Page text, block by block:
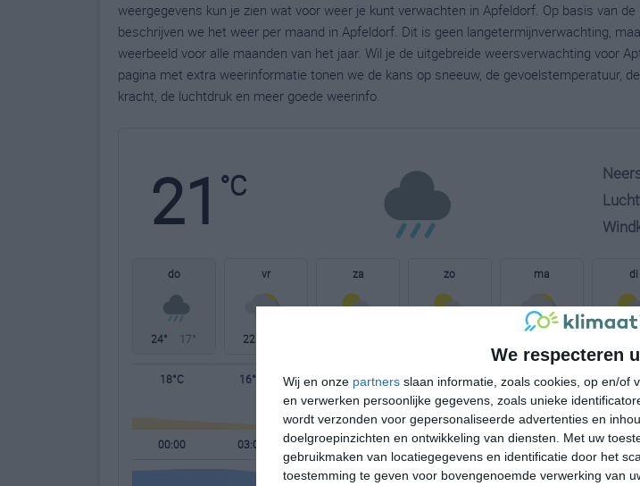
We respecteren
Wij en onze partners slaan informatie, zoals cookies, op en/of
en verwerken persoonlijke gegevens, zoals unieke
wordt verzonden voor gepersonaliseerde advertenties en
doelgroepinzichten en ontwikkeling van diensten.
Met uw
gebruikmaken van locatiegegevens en identificatie door het
toestemming te geven voor bovengenoemde verwerking van
weergegevens kun je zien wat voor weer je kunt verwachten in Apfeldorf. Op basis van
beschrijven we het weer per maand in Apfeldorf. Dit is geen langetermijnverwachting,
weerbeeld voor alle maanden van het jaar. Wil je de uitgebreide weersverwachting voor
pagina met extra weerinformatie tonen we de kans op sneeuw, de gevoelstemperatuur,
kracht, de luchtdruk en meer goede weerinfo.
21 °C
do
24° 17°
vr
22°
za zo ma di
18°C 16°C 15°C 17°C 21°C 24°C
00:00 03:00 06:00 09:00 12:00 15:00